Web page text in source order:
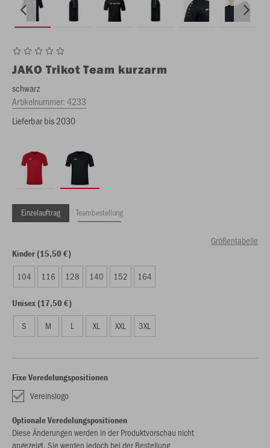
JAKO Trikot Team kurzarm
schwarz
Artikelnummer:4233
Lieferbar bis 2030
Einzelauftrag Teambestellung
Größentabelle
Kinder (15,50 €)
104 116 128 140 152 164
Unisex (17,50 €)
S M L XL XXL 3XL
Fixe Veredelungspositionen
Vereinslogo
Optionale Veredelungspositionen
Diese Änderungen werden in der Produktvorschau nicht
angezeigt. Sie werden jedoch bei der Bestellung